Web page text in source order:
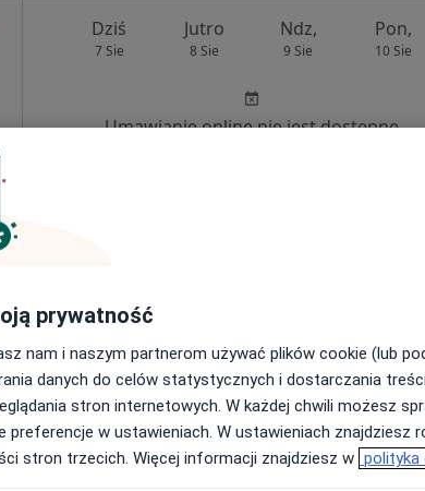
Dziś
7 Sie
Jutro
8 Sie
Ndz,
9 Sie
Pon,
10 Sie
Umawianie online nie jest dostępne
Dziś
7 Sie
Jutro
8 Sie
Ndz,
9 Sie
Pon,
10 Sie
prywatność
nam i naszym partnerom używać plików cookie (lub
danych do celów statystycznych i dostarczania
stron internetowych. W każdej chwili możesz
preferencje w ustawieniach. W ustawieniach znajdziesz
stron trzecich. Więcej informacji znajdziesz w polityka